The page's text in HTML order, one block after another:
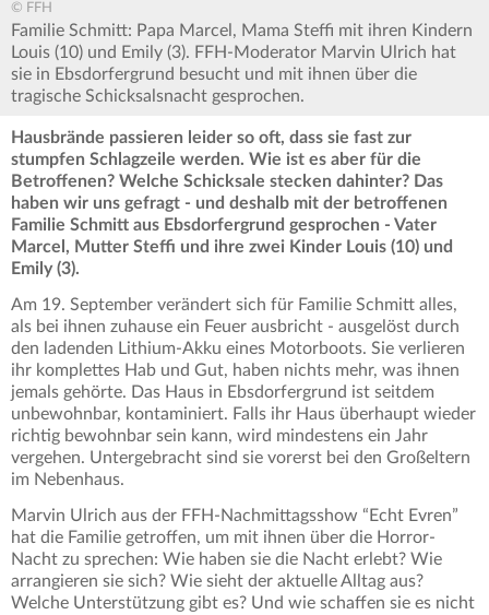
© FFH
Familie Schmitt: Papa Marcel, Mama Steffi mit ihren Kindern
Louis (10) und Emily (3). FFH-Moderator Marvin Ulrich hat
sie in Ebsdorfergrund besucht und mit ihnen über die
tragische Schicksalsnacht gesprochen.
Hausbrände passieren leider so oft, dass sie fast zur
stumpfen Schlagzeile werden. Wie ist es aber für die
Betroffenen? Welche Schicksale stecken dahinter? Das
haben wir uns gefragt - und deshalb mit der betroffenen
Familie Schmitt aus Ebsdorfergrund gesprochen - Vater
Marcel, Mutter Steffi und ihre zwei Kinder Louis (10) und
Emily (3).
Am 19. September verändert sich für Familie Schmitt alles,
als bei ihnen zuhause ein Feuer ausbricht - ausgelöst durch
den ladenden Lithium-Akku eines Motorboots. Sie verlieren
ihr komplettes Hab und Gut, haben nichts mehr, was ihnen
jemals gehörte. Das Haus in Ebsdorfergrund ist seitdem
unbewohnbar, kontaminiert. Falls ihr Haus überhaupt wieder
richtig bewohnbar sein kann, wird mindestens ein Jahr
vergehen. Untergebracht sind sie vorerst bei den Großeltern
im Nebenhaus.
Marvin Ulrich aus der FFH-Nachmittagsshow “Echt Evren”
hat die Familie getroffen, um mit ihnen über die Horror-
Nacht zu sprechen: Wie haben sie die Nacht erlebt? Wie
arrangieren sie sich? Wie sieht der aktuelle Alltag aus?
Welche Unterstützung gibt es? Und wie schaffen sie es nicht